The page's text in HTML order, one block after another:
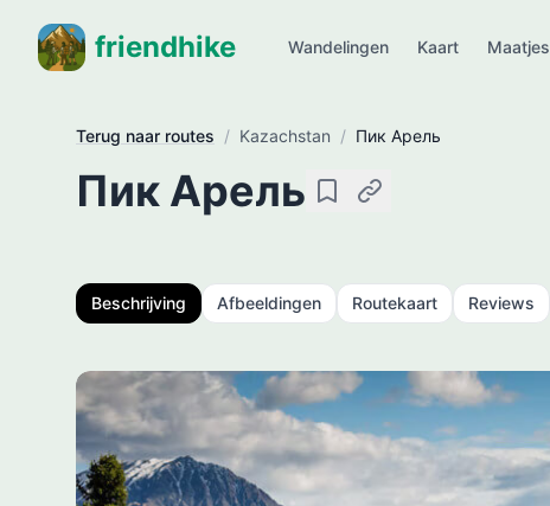
friendhike Wandelingen Kaart Maatjes
Terug naar routes / Kazachstan / Пик Арель
Пик Арель OpslaanKopieer link
Beschrijving Afbeeldingen Routekaart Reviews